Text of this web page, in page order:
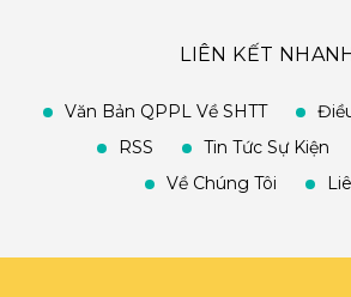
LIÊN KẾT
Văn Bản QPPL Về SHTT
RSS
Tin Tức Sự Kiện
Về Chúng Tôi